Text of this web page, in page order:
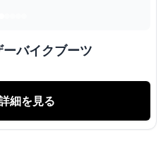
バイクブーツ
細を見る